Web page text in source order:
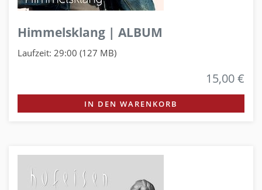
Himmelsklang | ALBUM
Laufzeit: 29:00 (127 MB)
15,00 €
IN DEN WARENKORB